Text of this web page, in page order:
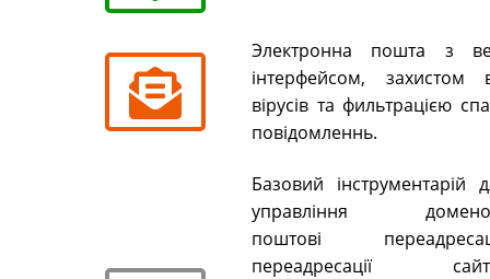
Электронна пошта з
інтерфейсом, захистом
вірусів та фильтрацією
повідомленнь.
Базовий інструментарій
управління
поштові
переадресації